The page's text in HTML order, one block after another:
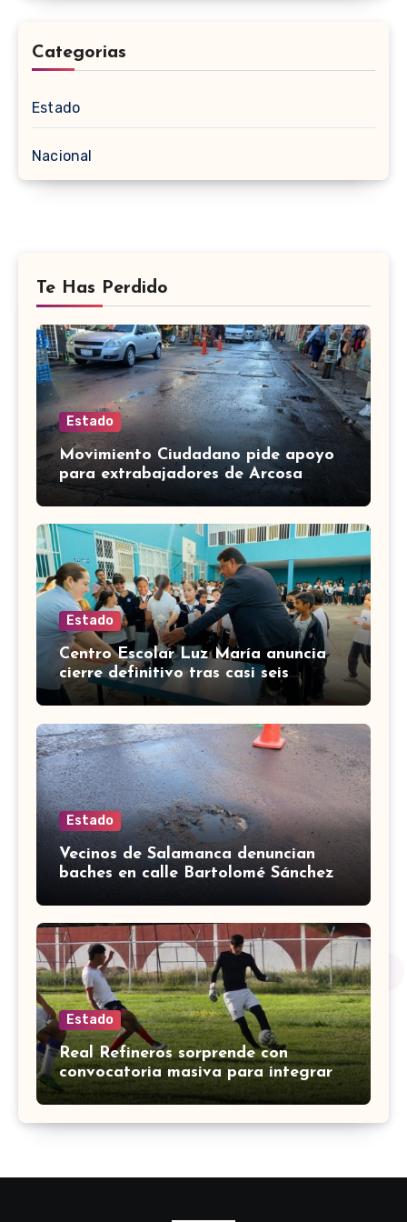
Categorias
Estado
Nacional
Te Has Perdido
Estado
Movimiento Ciudadano pide apoyo
para extrabajadores de Arcosa
acusados en Valle de Santiago
Estado
Centro Escolar Luz María anuncia
cierre definitivo tras casi seis
décadas en Celaya
Estado
Vecinos de Salamanca denuncian
baches en calle Bartolomé Sánchez
Estado
Real Refineros sorprende con
convocatoria masiva para integrar
su equipo en Liga Premier